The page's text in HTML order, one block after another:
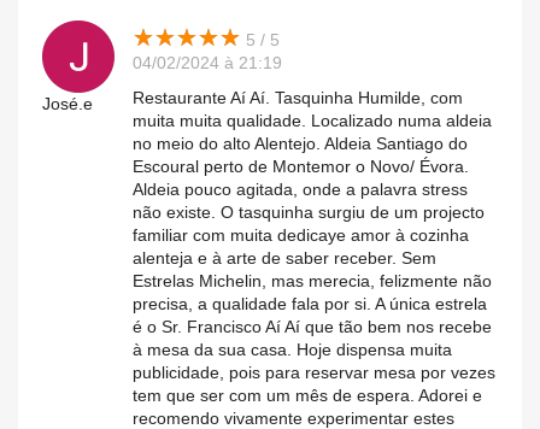
José.e
★★★★★
★★★★★ 5 / 5
04/02/2024 à 21:19
Restaurante Aí Aí. Tasquinha Humilde, com
muita muita qualidade. Localizado numa aldeia
no meio do alto Alentejo. Aldeia Santiago do
Escoural perto de Montemor o Novo/ Évora.
Aldeia pouco agitada, onde a palavra stress
não existe. O tasquinha surgiu de um projecto
familiar com muita dedicaye amor à cozinha
alenteja e à arte de saber receber. Sem
Estrelas Michelin, mas merecia, felizmente não
precisa, a qualidade fala por si. A única estrela
é o Sr. Francisco Aí Aí que tão bem nos recebe
à mesa da sua casa. Hoje dispensa muita
publicidade, pois para reservar mesa por vezes
tem que ser com um mês de espera. Adorei e
recomendo vivamente experimentar estes